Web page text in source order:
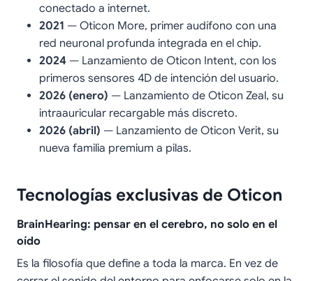
conectado a internet.
2021 — Oticon More, primer audífono con una
red neuronal profunda integrada en el chip.
2024 — Lanzamiento de Oticon Intent, con los
primeros sensores 4D de intención del usuario.
2026 (enero) — Lanzamiento de Oticon Zeal, su
intraauricular recargable más discreto.
2026 (abril) — Lanzamiento de Oticon Verit, su
nueva familia premium a pilas.
Tecnologías exclusivas de Oticon
BrainHearing: pensar en el cerebro, no solo en el
oído
Es la filosofía que define a toda la marca. En vez de